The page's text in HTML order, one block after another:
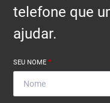
telefone que
ajudar.
SEU NOME*